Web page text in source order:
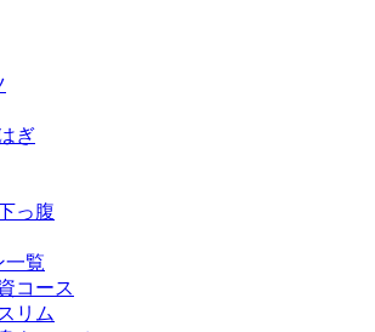
ぎ
っ腹
一覧
コース
リム